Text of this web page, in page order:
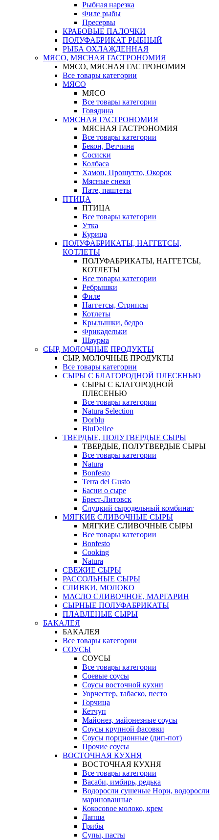
Рыбная нарезка
Филе рыбы
Пресервы
КРАБОВЫЕ ПАЛОЧКИ
ПОЛУФАБРИКАТ РЫБНЫЙ
РЫБА ОХЛАЖДЕННАЯ
МЯСО, МЯСНАЯ ГАСТРОНОМИЯ
МЯСО, МЯСНАЯ ГАСТРОНОМИЯ
Все товары категории
МЯСО
МЯСО
Все товары категории
Говядина
МЯСНАЯ ГАСТРОНОМИЯ
МЯСНАЯ ГАСТРОНОМИЯ
Все товары категории
Бекон, Ветчина
Сосиски
Колбаса
Хамон, Прошутто, Окорок
Мясные снеки
Пате, паштеты
ПТИЦА
ПТИЦА
Все товары категории
Утка
Курица
ПОЛУФАБРИКАТЫ, НАГГЕТСЫ,
КОТЛЕТЫ
ПОЛУФАБРИКАТЫ, НАГГЕТСЫ,
КОТЛЕТЫ
Все товары категории
Ребрышки
Филе
Наггетсы, Стрипсы
Котлеты
Крылышки, бедро
Фрикадельки
Шаурма
СЫР, МОЛОЧНЫЕ ПРОДУКТЫ
СЫР, МОЛОЧНЫЕ ПРОДУКТЫ
Все товары категории
СЫРЫ С БЛАГОРОДНОЙ ПЛЕСЕНЬЮ
СЫРЫ С БЛАГОРОДНОЙ
ПЛЕСЕНЬЮ
Все товары категории
Natura Selection
Dorblu
BluDelice
ТВЕРДЫЕ, ПОЛУТВЕРДЫЕ СЫРЫ
ТВЕРДЫЕ, ПОЛУТВЕРДЫЕ СЫРЫ
Все товары категории
Natura
Bonfesto
Terra del Gusto
Басни о сыре
Брест-Литовск
Слуцкий сыродельный комбинат
МЯГКИЕ СЛИВОЧНЫЕ СЫРЫ
МЯГКИЕ СЛИВОЧНЫЕ СЫРЫ
Все товары категории
Bonfesto
Cooking
Natura
СВЕЖИЕ СЫРЫ
РАССОЛЬНЫЕ СЫРЫ
СЛИВКИ, МОЛОКО
МАСЛО СЛИВОЧНОЕ, МАРГАРИН
СЫРНЫЕ ПОЛУФАБРИКАТЫ
ПЛАВЛЕНЫЕ СЫРЫ
БАКАЛЕЯ
БАКАЛЕЯ
Все товары категории
СОУСЫ
СОУСЫ
Все товары категории
Соевые соусы
Соусы восточной кухни
Уорчестер, табаско, песто
Горчица
Кетчуп
Майонез, майонезные соусы
Соусы крупной фасовки
Соусы порционные (дип-пот)
Прочие соусы
ВОСТОЧНАЯ КУХНЯ
ВОСТОЧНАЯ КУХНЯ
Все товары категории
Васаби, имбирь, редька
Водоросли сушеные Нори, водоросли
маринованные
Кокосовое молоко, крем
Лапша
Грибы
Супы, пасты